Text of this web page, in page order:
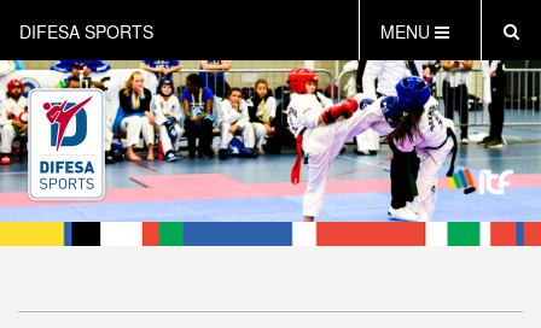
DIFESA SPORTS MENU
HOME
AKTUEEL
OVER DIFESA SPORTS
TAEKWON-DO
OPEN DUTCH
WEBSHOP